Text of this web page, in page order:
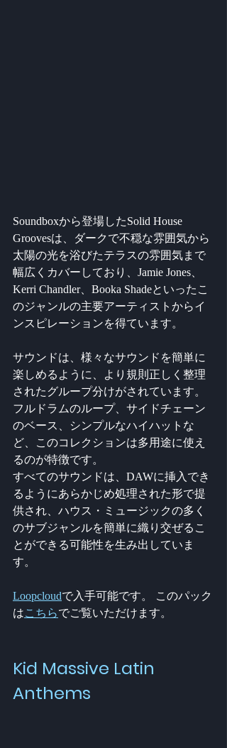
Soundboxから登場したSolid House
Groovesは、ダークで不穏な雰囲気から
太陽の光を浴びたテラスの雰囲気まで
幅広くカバーしており、Jamie Jones、
Kerri Chandler、Booka Shadeといったこ
のジャンルの主要アーティストからイ
ンスピレーションを得ています。
サウンドは、様々なサウンドを簡単に
楽しめるように、より規則正しく整理
されたグループ分けがされています。
フルドラムのループ、サイドチェーン
のベース、シンプルなハイハットな
ど、このコレクションは多用途に使え
るのが特徴です。
すべてのサウンドは、DAWに挿入でき
るようにあらかじめ処理された形で提
供され、ハウス・ミュージックの多く
のサブジャンルを簡単に織り交ぜるこ
とができる可能性を生み出していま
す。
Loopcloudで入手可能です。 このパック
はこちらでご覧いただけます。
Kid Massive Latin
Anthems